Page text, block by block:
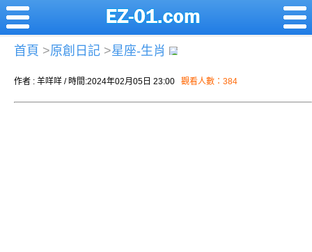
首頁 >原創日記 >星座-生肖
作者 : 羊咩咩 / 時間:2024年02月05日 23:00 觀看人數：384